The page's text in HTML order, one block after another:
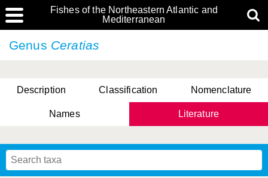
Fishes of the Northeastern Atlantic and
Mediterranean
Genus Ceratias
Description Classification Nomenclature
Names Literature